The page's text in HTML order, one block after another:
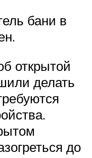
бани в
открытой
делать
до